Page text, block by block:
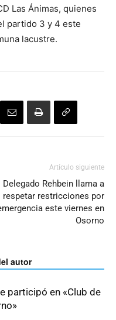
Las Ánimas, quienes
partido 3 y 4 este
lacustre.
Artículo siguiente
Delegado Rehbein llama a
respetar restricciones por
este viernes en
Osorno
autor
participó en «Club de